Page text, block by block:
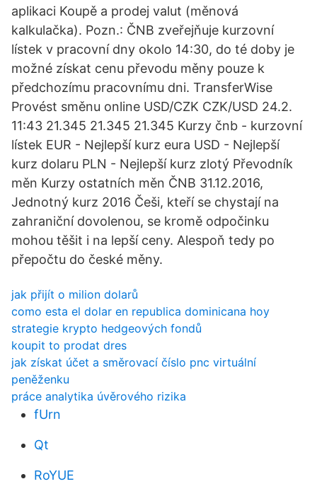
aplikaci Koupě a prodej valut (měnová
kalkulačka). Pozn.: ČNB zveřejňuje kurzovní
lístek v pracovní dny okolo 14:30, do té doby je
možné získat cenu převodu měny pouze k
předchozímu pracovnímu dni. TransferWise
Provést směnu online USD/CZK CZK/USD 24.2.
11:43 21.345 21.345 21.345 Kurzy čnb - kurzovní
lístek EUR - Nejlepší kurz eura USD - Nejlepší
kurz dolaru PLN - Nejlepší kurz zlotý Převodník
měn Kurzy ostatních měn ČNB 31.12.2016,
Jednotný kurz 2016 Češi, kteří se chystají na
zahraniční dovolenou, se kromě odpočinku
mohou těšit i na lepší ceny. Alespoň tedy po
přepočtu do české měny.
jak přijít o milion dolarů
como esta el dolar en republica dominicana hoy
strategie krypto hedgeových fondů
koupit to prodat dres
jak získat účet a směrovací číslo pnc virtuální
peněženku
práce analytika úvěrového rizika
fUrn
Qt
RoYUE